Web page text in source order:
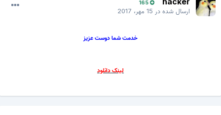
165
ارسال شده در15 مهر، 2017
خدمت شما دوست عزیز
لینک دانلود